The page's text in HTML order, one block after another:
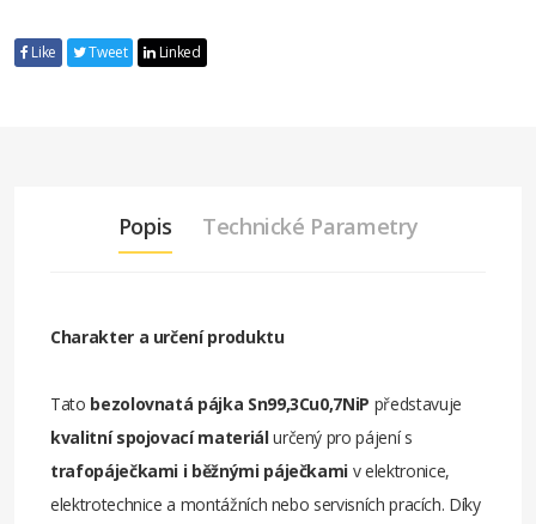
Like Tweet Linked
Popis Technické Parametry
Charakter a určení produktu
Tato bezolovnatá pájka Sn99,3Cu0,7NiP představuje
kvalitní spojovací materiálurčený pro pájení s
trafopáječkami i běžnými páječkami v elektronice,
elektrotechnice a montážních nebo servisních pracích. Díky